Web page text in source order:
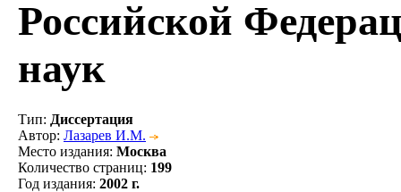
Российской
наук
Тип: Диссертация
Автор: Лазарев И.М.
Место издания: Москва
Количество страниц: 199
Год издания: 2002 г.